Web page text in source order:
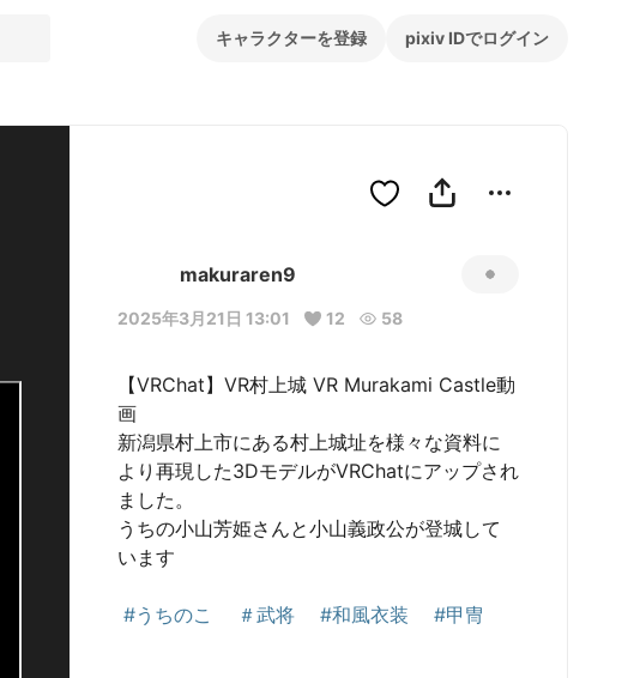
キャラクターを登録 pixiv IDでログイン
makuraren9
2025年3月21日 13:01 12 58
【VRChat】VR村上城 VR Murakami Castle動
画
新潟県村上市にある村上城址を様々な資料に
より再現した3DモデルがVRChatにアップされ
ました。
うちの小山芳姫さんと小山義政公が登城して
います
#うちのこ ＃武将 #和風衣装 #甲冑